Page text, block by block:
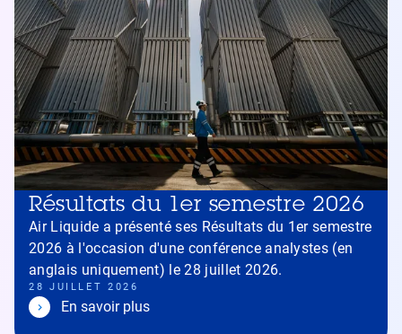
Résultats du 1er semestre 2026
Air Liquide a présenté ses Résultats du 1er semestre
2026 à l'occasion d'une conférence analystes (en
anglais uniquement) le 28 juillet 2026.
28 JUILLET 2026
En savoir plus